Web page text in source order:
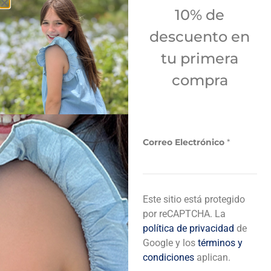
REBAJA
BRAGA ROSADA
REF 39,00
REF25,00
+
CHAMBREY
10% de
descuento en
tu primera
compra
o
E
l
e
c
t
r
Correo Electrónico *
Este sitio está protegido
por reCAPTCHA. La
política de privacidad de
Google y los términos y
condicionesaplican.